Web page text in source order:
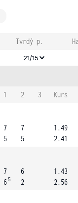
Tvrdý p.
21/15
1 2 3
Kurs
7
5
7
5
1.49
2.41
7
6 5
6
2
1.43
2.56